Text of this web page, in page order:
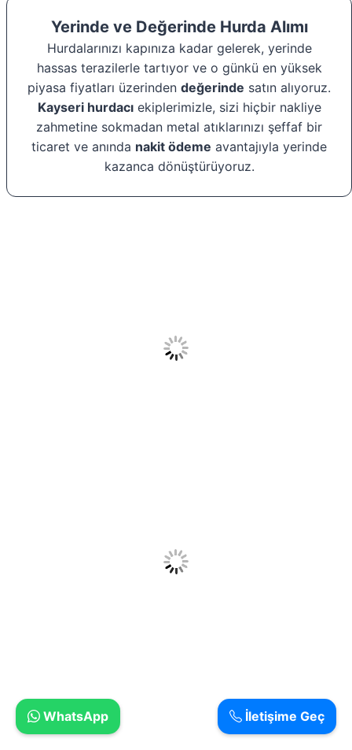
Yerinde ve Değerinde Hurda Alımı
Hurdalarınızı kapınıza kadar gelerek, yerinde
hassas terazilerle tartıyor ve o günkü en yüksek
piyasa fiyatları üzerinden değerinde satın alıyoruz.
Kayseri hurdacıekiplerimizle, sizi hiçbir nakliye
zahmetine sokmadan metal atıklarınızı şeffaf bir
ticaret ve anında nakit ödeme avantajıyla yerinde
kazanca dönüştürüyoruz.
İletişime Geç
WhatsApp